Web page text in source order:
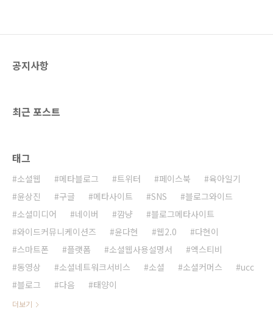
읽으면 좋은글 링크를 눌러보시면 바로 구글 플
공지사항
최근 포스트
태그
소셜웹 메타블로그 트위터 페이스북
육아일기
윤상진
구글 메타사이트 SNS
블로그와이드
소셜미디어
네이버 깜냥
블로그메타사이트
와이드커뮤니케이션즈
윤다현 웹2.0
다현이
스마트폰
플랫폼 소셜웹사용설명서
엑스티비
동영상
소셜네트워크서비스 소셜 소셜커머스
ucc
블로그
다음 태양이
더보기